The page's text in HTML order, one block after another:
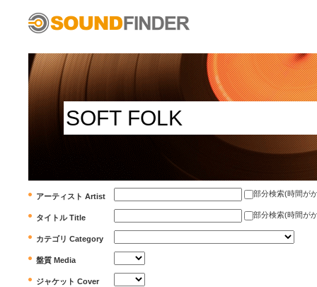
アーティスト Artist 部分検索(時間が
タイトル Title 部分検索(時間が
カテゴリ Category
盤質 Media
ジャケット Cover